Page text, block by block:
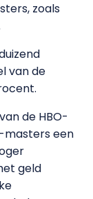
zoals
van de
de HBO-
masters een
geld